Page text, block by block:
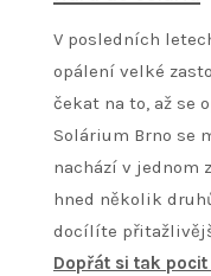
V posledních
opálení velké
čekat na to, až se
Solárium Brno se
nachází v jednom
hned několik
docílíte
Dopřát si tak